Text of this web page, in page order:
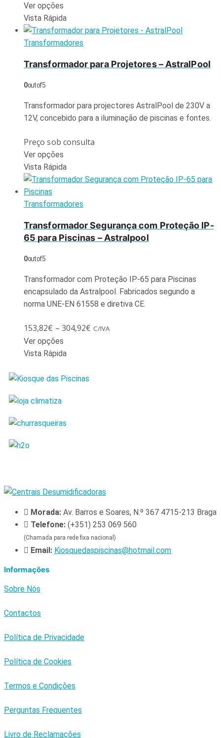
Ver opções
Vista Rápida
Transformadores
Transformador para Projetores – AstralPool
0out of 5
Transformador para projectores AstralPool de 230V a
12V, concebido para a iluminação de piscinas e fontes.
Preço sob consulta
Ver opções
Vista Rápida
Transformadores
Transformador Segurança com Proteção IP-
65 para Piscinas – Astralpool
0out of 5
Transformador com Proteção IP-65 para Piscinas
encapsulado da Astralpool. Fabricados segundo a
norma UNE-EN 61558 e diretiva CE.
153,82€ – 304,92€ C/IVA
Ver opções
Vista Rápida
Morada: Av. Barros e Soares, N.º 367 4715-213 Braga
Telefone: (+351) 253 069 560
(Chamada para rede fixa nacional)
Email: Kiosquedaspiscinas@hotmail.com
Informações
Sobre Nós
Contactos
Política de Privacidade
Política de Cookies
Termos e Condições
Perguntas Frequentes
Livro de Reclamações